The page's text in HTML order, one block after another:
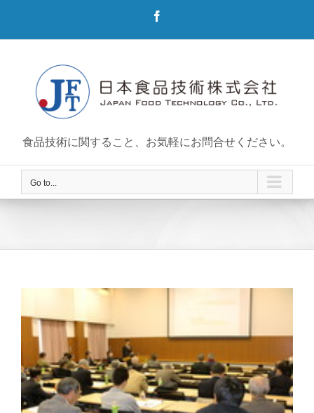
食品技術に関すること、お気軽にお問合せください。
Go to...